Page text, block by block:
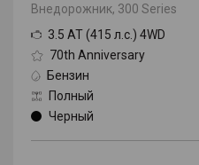
Внедорожник, 300 Series
3.5 AT (415 л.с.) 4WD
70th Anniversary
Бензин
Полный
Черный